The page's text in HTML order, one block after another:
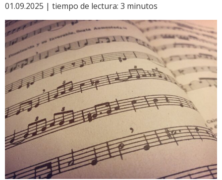
01.09.2025 | tiempo de lectura: 3 minutos